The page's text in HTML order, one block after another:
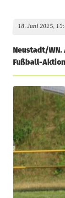
18. Juni 2025,
Neustadt/
Fußball-
D
r
i
t
t
e